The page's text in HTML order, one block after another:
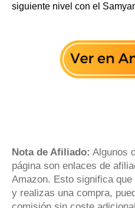
siguiente nivel con el
Nota de Afiliado: Algunos
página son enlaces de
Amazon. Esto significa que
y realizas una compra,